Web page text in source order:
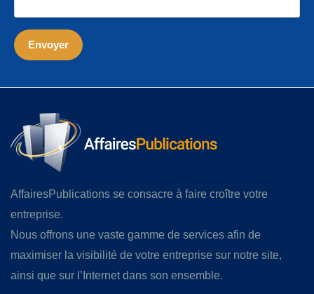
AffairesPublications se consacre à faire croître votre
entreprise.
Nous offrons une vaste gamme de services afin de
maximiser la visibilité de votre entreprise sur notre site,
ainsi que sur l’Internet dans son ensemble.